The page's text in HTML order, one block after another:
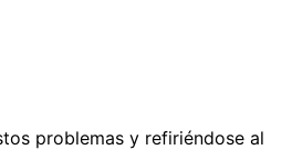
problemas y refiriéndose al